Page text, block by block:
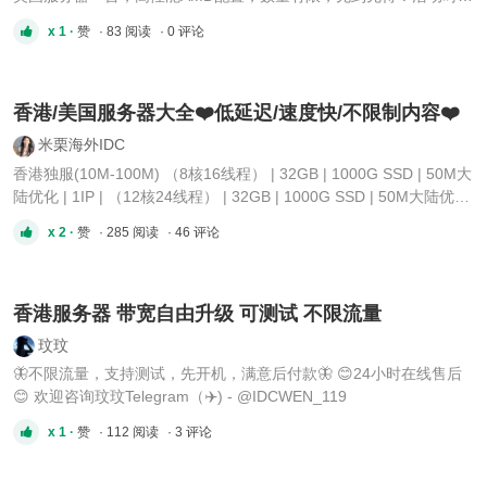
https://t.me/IDC18188888 Telegram频
x 1 · 赞 · 83 阅读 · 0 评论
香港/美国服务器大全❤️低延迟/速度快/不限制内容❤️
米栗海外IDC
香港独服(10M-100M) （8核16线程） | 32GB | 1000G SSD | 50M大
陆优化 | 1IP | （12核24线程） | 32GB | 1000G SSD | 50M大陆优化
（24核48线程） | 64GB | 1000G SSD | 50M大陆优化 | 1IP | （28核
x 2 · 赞 · 285 阅读 · 46 评论
香港服务器 带宽自由升级 可测试 不限流量
玟玟
🦋不限流量，支持测试，先开机，满意后付款🦋 😊24小时在线售后
😊 欢迎咨询玟玟Telegram（✈️) - @IDCWEN_119
x 1 · 赞 · 112 阅读 · 3 评论